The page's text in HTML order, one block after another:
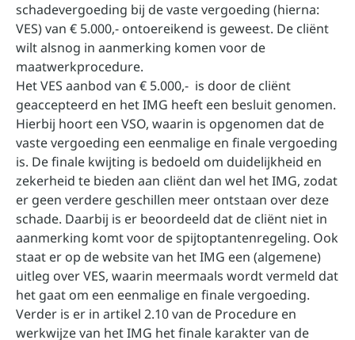
schadevergoeding bij de vaste vergoeding (hierna:
VES) van € 5.000,- ontoereikend is geweest. De cliënt
wilt alsnog in aanmerking komen voor de
maatwerkprocedure.
Het VES aanbod van € 5.000,- is door de cliënt
geaccepteerd en het IMG heeft een besluit genomen.
Hierbij hoort een VSO, waarin is opgenomen dat de
vaste vergoeding een eenmalige en finale vergoeding
is. De finale kwijting is bedoeld om duidelijkheid en
zekerheid te bieden aan cliënt dan wel het IMG, zodat
er geen verdere geschillen meer ontstaan over deze
schade. Daarbij is er beoordeeld dat de cliënt niet in
aanmerking komt voor de spijtoptantenregeling. Ook
staat er op de website van het IMG een (algemene)
uitleg over VES, waarin meermaals wordt vermeld dat
het gaat om een eenmalige en finale vergoeding.
Verder is er in artikel 2.10 van de Procedure en
werkwijze van het IMG het finale karakter van de